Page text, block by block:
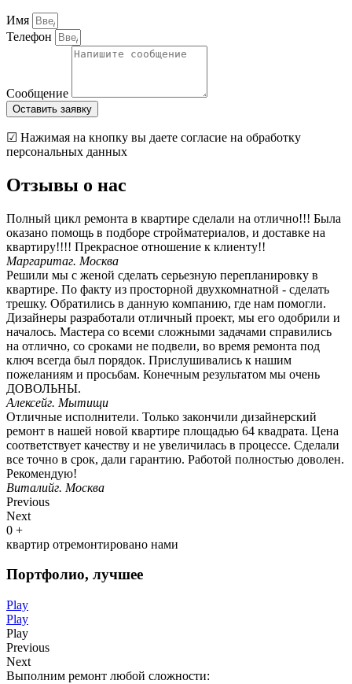
Имя
Телефон
Сообщение
Оставить заявку
☑ Нажимая на кнопку вы даете согласие на обработку
персональных данных
Отзывы о нас
Полный цикл ремонта в квартире сделали на отлично!!! Была
оказано помощь в подборе стройматериалов, и доставке на
квартиру!!!! Прекрасное отношение к клиенту!!
Маргаритаг. Москва
Решили мы с женой сделать серьезную перепланировку в
квартире. По факту из просторной двухкомнатной - сделать
трешку. Обратились в данную компанию, где нам помогли.
Дизайнеры разработали отличный проект, мы его одобрили и
началось. Мастера со всеми сложными задачами справились
на отлично, со сроками не подвели, во время ремонта под
ключ всегда был порядок. Прислушивались к нашим
пожеланиям и просьбам. Конечным результатом мы очень
ДОВОЛЬНЫ.
Алексейг. Мытищи
Отличные исполнители. Только закончили дизайнерский
ремонт в нашей новой квартире площадью 64 квадрата. Цена
соответствует качеству и не увеличилась в процессе. Сделали
все точно в срок, дали гарантию. Работой полностью доволен.
Рекомендую!
Виталийг. Москва
Previous
Next
0 +
квартир отремонтировано нами
Портфолио, лучшее
Play
Play
Play
Previous
Next
Выполним ремонт любой сложности: